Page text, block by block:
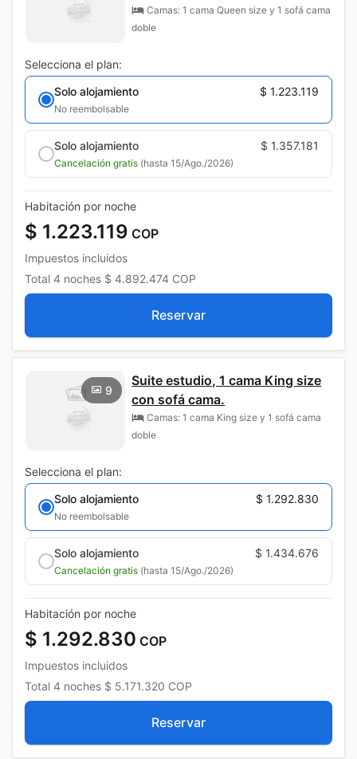
Camas: 1 cama Queen size y 1 sofá cama
doble
Selecciona el plan:
Solo alojamiento
$ 1.223.119
No reembolsable
Solo alojamiento $ 1.357.181
Cancelación gratis (hasta 15/Ago./2026)
Habitación por noche
$ 1.223.119 COP
Impuestos incluidos
Total 4 noches $ 4.892.474 COP
Reservar
9
Suite estudio, 1 cama King size
con sofá cama.
Camas: 1 cama King size y 1 sofá cama
doble
Selecciona el plan:
Solo alojamiento
$ 1.292.830
No reembolsable
Solo alojamiento $ 1.434.676
Cancelación gratis (hasta 15/Ago./2026)
Habitación por noche
$ 1.292.830 COP
Impuestos incluidos
Total 4 noches $ 5.171.320 COP
Reservar